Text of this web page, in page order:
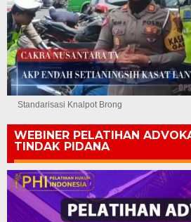
Standarisasi Knalpot Brong
WEBINER PELATIHAN
TINDAK PIDANA